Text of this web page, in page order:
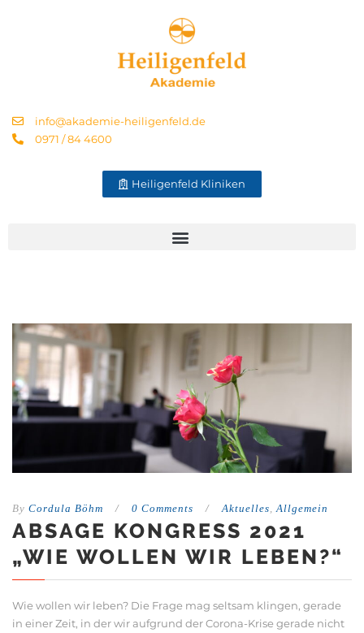
info@akademie-heiligenfeld.de
0971 / 84 4600
Heiligenfeld Kliniken
By Cordula Böhm / 0 Comments / Aktuelles Allgemein
ABSAGE KONGRESS 2021
„WIE WOLLEN WIR LEBEN?“
Wie wollen wir leben? Die Frage mag seltsam klingen, gerade
in einer Zeit, in der wir aufgrund der Corona-Krise gerade nicht